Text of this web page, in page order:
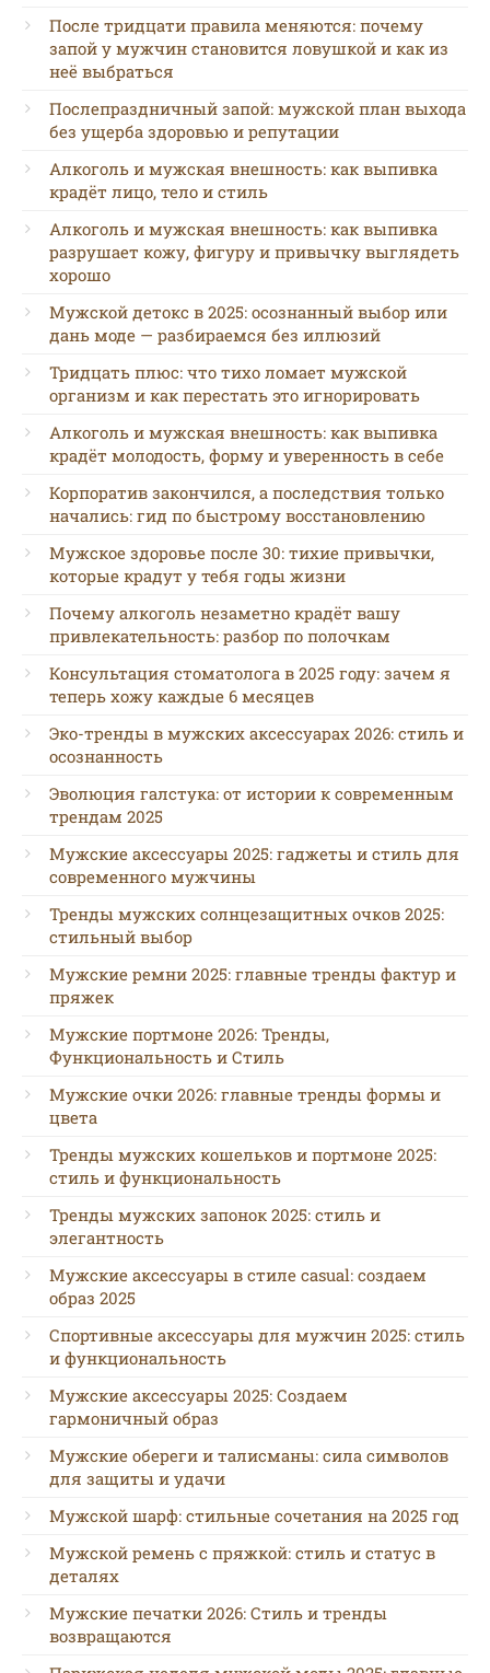
После тридцати правила меняются: почему
запой у мужчин становится ловушкой и как из
неё выбраться
Послепраздничный запой: мужской план выхода
без ущерба здоровью и репутации
Алкоголь и мужская внешность: как выпивка
крадёт лицо, тело и стиль
Алкоголь и мужская внешность: как выпивка
разрушает кожу, фигуру и привычку выглядеть
хорошо
Мужской детокс в 2025: осознанный выбор или
дань моде — разбираемся без иллюзий
Тридцать плюс: что тихо ломает мужской
организм и как перестать это игнорировать
Алкоголь и мужская внешность: как выпивка
крадёт молодость, форму и уверенность в себе
Корпоратив закончился, а последствия только
начались: гид по быстрому восстановлению
Мужское здоровье после 30: тихие привычки,
которые крадут у тебя годы жизни
Почему алкоголь незаметно крадёт вашу
привлекательность: разбор по полочкам
Консультация стоматолога в 2025 году: зачем я
теперь хожу каждые 6 месяцев
Эко-тренды в мужских аксессуарах 2026: стиль и
осознанность
Эволюция галстука: от истории к современным
трендам 2025
Мужские аксессуары 2025: гаджеты и стиль для
современного мужчины
Тренды мужских солнцезащитных очков 2025:
стильный выбор
Мужские ремни 2025: главные тренды фактур и
пряжек
Мужские портмоне 2026: Тренды,
Функциональность и Стиль
Мужские очки 2026: главные тренды формы и
цвета
Тренды мужских кошельков и портмоне 2025:
стиль и функциональность
Тренды мужских запонок 2025: стиль и
элегантность
Мужские аксессуары в стиле casual: создаем
образ 2025
Спортивные аксессуары для мужчин 2025: стиль
и функциональность
Мужские аксессуары 2025: Создаем
гармоничный образ
Мужские обереги и талисманы: сила символов
для защиты и удачи
Мужской шарф: стильные сочетания на 2025 год
Мужской ремень с пряжкой: стиль и статус в
деталях
Мужские печатки 2026: Стиль и тренды
возвращаются